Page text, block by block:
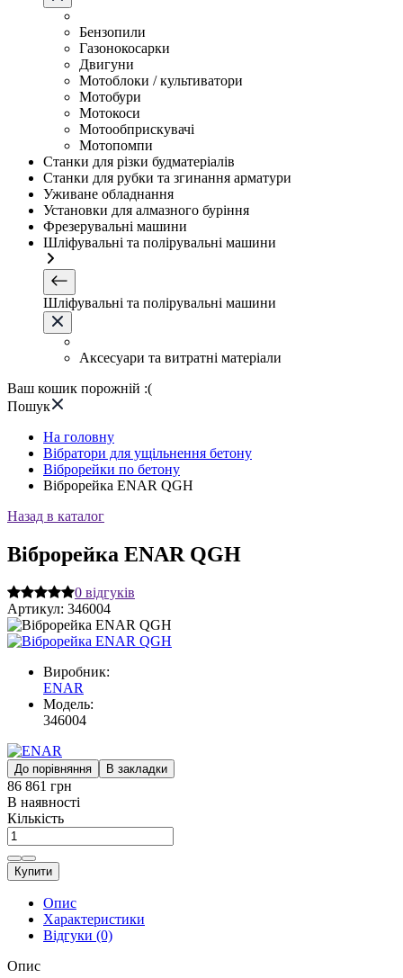
Бензопили
Газонокосарки
Двигуни
Мотоблоки / культиватори
Мотобури
Мотокоси
Мотообприскувачі
Мотопомпи
Станки для різки будматеріалів
Станки для рубки та згинання арматури
Уживане обладнання
Установки для алмазного буріння
Фрезерувальні машини
Шліфувальні та полірувальні машини
Шліфувальні та полірувальні машини
Аксесуари та витратні матеріали
Ваш кошик порожній :(
Пошук
На головну
Вібратори для ущільнення бетону
Віброрейки по бетону
Віброрейка ENAR QGH
Назад в каталог
Віброрейка ENAR QGH
0 відгуків
Артикул: 346004
Виробник:
ENAR
Модель:
346004
До порівняння В закладки
86 861 грн
В наявності
Кількість
Купити
Опис
Характеристики
Відгуки (0)
Опис